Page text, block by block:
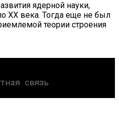
ядерной науки,
XX века. Тогда еще не был
теории строения
связь